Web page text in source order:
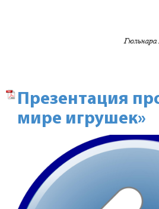
Презентация
мире игрушек»